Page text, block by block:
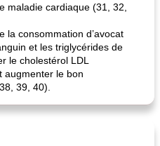
amandes au cheddar rôti
maladie cardiaque (31, 32,
la consommation d’avocat
et les triglycérides de
le cholestérol LDL
augmenter le bon
39, 40).